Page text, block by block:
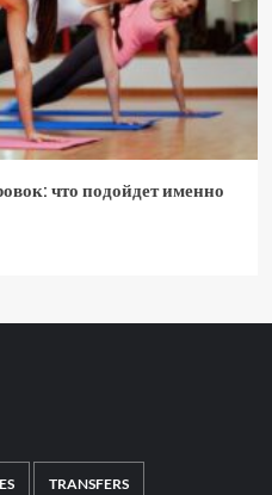
что подойдет именно
TRANSFERS